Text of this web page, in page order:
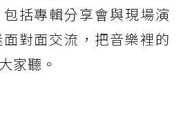
括專輯分享會與現場演
對面交流，把音樂裡的
家聽。